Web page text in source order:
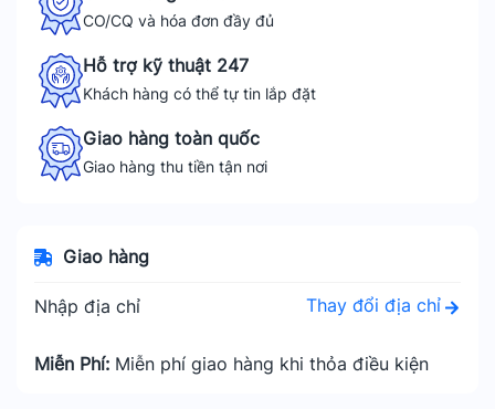
CO/CQ và hóa đơn đầy đủ
Hỗ trợ kỹ thuật 247
Khách hàng có thể tự tin lắp đặt
Giao hàng toàn quốc
Giao hàng thu tiền tận nơi
Giao hàng
Nhập địa chỉ Thay đổi địa chỉ
Miễn Phí: Miễn phí giao hàng khi thỏa điều kiện